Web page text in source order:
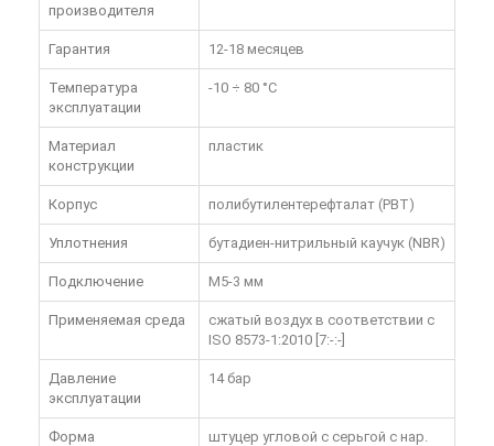
производителя
Гарантия 12-18 месяцев
Температура
эксплуатации
-10 ÷ 80 °C
Материал
конструкции
пластик
Корпус полибутилентерефталат (PBT)
Уплотнения бутадиен-нитрильный каучук (NBR)
Подключение M5-3 мм
Применяемая среда
сжатый воздух в соответствии с
ISO 8573-1:2010 [7:-:-]
Давление
эксплуатации
14 бар
Форма
штуцер угловой с серьгой с нар.